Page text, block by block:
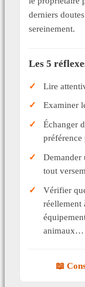
derniers
sereinement.
Les 5
Lire
Examiner
Échanger
préférence
Demander
tout
Vérifier
réellement
animaux…
📖